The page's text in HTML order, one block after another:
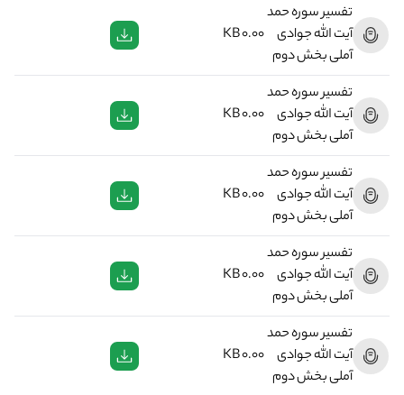
تفسیر سوره حمد
آیت الله جوادی
آملی بخش دوم
0.00 KB
تفسیر سوره حمد
آیت الله جوادی
آملی بخش دوم
0.00 KB
تفسیر سوره حمد
آیت الله جوادی
آملی بخش دوم
0.00 KB
تفسیر سوره حمد
آیت الله جوادی
آملی بخش دوم
0.00 KB
تفسیر سوره حمد
آیت الله جوادی
آملی بخش دوم
0.00 KB